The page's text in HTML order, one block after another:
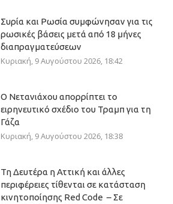
Συρία και Ρωσία συμφώνησαν για τις
ρωσικές βάσεις μετά από 18 μήνες
διαπραγματεύσεων
Κυριακή, 9 Αυγούστου 2026, 18:42
Ο Νετανιάχου απορρίπτει το
ειρηνευτικό σχέδιο του Τραμπ για τη
Γάζα
Κυριακή, 9 Αυγούστου 2026, 18:38
Τη Δευτέρα η Αττική και άλλες
περιφέρειες τίθενται σε κατάσταση
κινητοποίησης Red Code – Σε